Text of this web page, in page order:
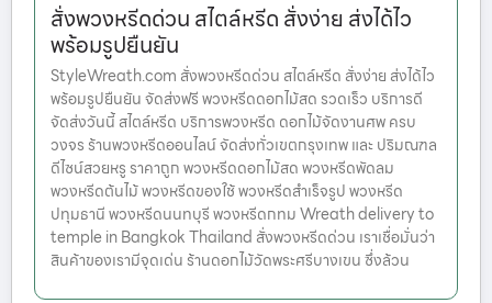
สั่งพวงหรีดด่วน สไตล์หรีด สั่งง่าย ส่งได้ไว
พร้อมรูปยืนยัน
StyleWreath.com สั่งพวงหรีดด่วน สไตล์หรีด สั่งง่าย ส่งได้ไว
พร้อมรูปยืนยัน จัดส่งฟรี พวงหรีดดอกไม้สด รวดเร็ว บริการดี
จัดส่งวันนี้ สไตล์หรีด บริการพวงหรีด ดอกไม้จัดงานศพ ครบ
วงจร ร้านพวงหรีดออนไลน์ จัดส่งทั่วเขตกรุงเทพ และ ปริมณฑล
ดีไซน์สวยหรู ราคาถูก พวงหรีดดอกไม้สด พวงหรีดพัดลม
พวงหรีดต้นไม้ พวงหรีดของใช้ พวงหรีดสำเร็จรูป พวงหรีด
ปทุมธานี พวงหรีดนนทบุรี พวงหรีดกทม Wreath delivery to
temple in Bangkok Thailand สั่งพวงหรีดด่วน เราเชื่อมั่นว่า
สินค้าของเรามีจุดเด่น ร้านดอกไม้วัดพระศรีบางเขน ซึ่งล้วน